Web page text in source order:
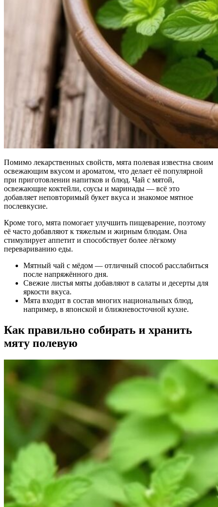
Помимо лекарственных свойств, мята полевая известна своим
освежающим вкусом и ароматом, что делает её популярной
при приготовлении напитков и блюд. Чай с мятой,
освежающие коктейли, соусы и маринады — всё это
добавляет неповторимый букет вкуса и знакомое мятное
послевкусие.
Кроме того, мята помогает улучшить пищеварение, поэтому
её часто добавляют к тяжелым и жирным блюдам. Она
стимулирует аппетит и способствует более лёгкому
перевариванию еды.
Мятный чай с мёдом — отличный способ расслабиться
после напряжённого дня.
Свежие листья мяты добавляют в салаты и десерты для
яркости вкуса.
Мята входит в состав многих национальных блюд,
например, в японской и ближневосточной кухне.
Как правильно собирать и хранить
мяту полевую